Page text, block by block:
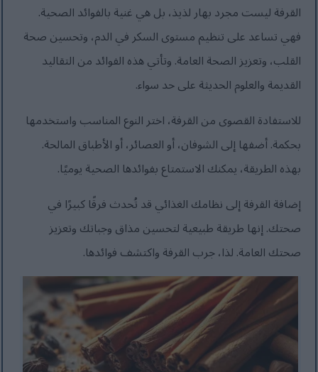
القرفة ليست مجرد بهار لذيذ، بل هي غنية بالفوائد الصحية.
فهي تساعد على تنظيم مستوى السكر في الدم، وتحسين صحة
القلب، وتعزيز الصحة العامة. وتأتي هذه الفوائد من التقاليد
القديمة والعلوم الحديثة على حد سواء.
للاستفادة القصوى من القرفة، اختر النوع المناسب واستخدمها
بحكمة. أضفها إلى الشوفان، أو العصائر، أو الأطباق المالحة.
بهذه الطريقة، يمكنك الاستمتاع بفوائدها الصحية يوميًا.
إضافة القرفة إلى نظامك الغذائي قد تُحدث فرقًا كبيرًا في
صحتك. إنها طريقة طبيعية لتحسين مذاق وجباتك وتعزيز
صحتك العامة. لذا، جرب القرفة واكتشف فوائدها.